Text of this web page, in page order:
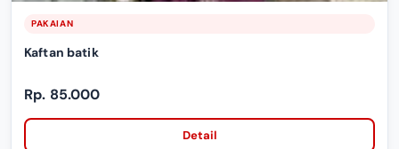
PAKAIAN
Kaftan batik
Rp. 85.000
Detail